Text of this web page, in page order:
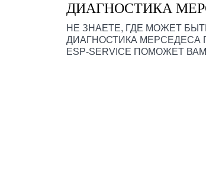
ДИАГНОСТИКА
НЕ ЗНАЕТЕ, ГДЕ МОЖЕТ
ДИАГНОСТИКА МЕРСЕДЕСА
ESP-SERVICE ПОМОЖЕТ